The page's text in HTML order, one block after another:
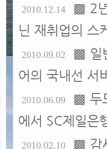
2010.12.14 ▩ 2
닌 재취업의
2010.09.02 ▩ 일
어의 국내선 서
2010.06.09 ▩ 두
에서 SC제일은
2010.02.10 ▩ 감